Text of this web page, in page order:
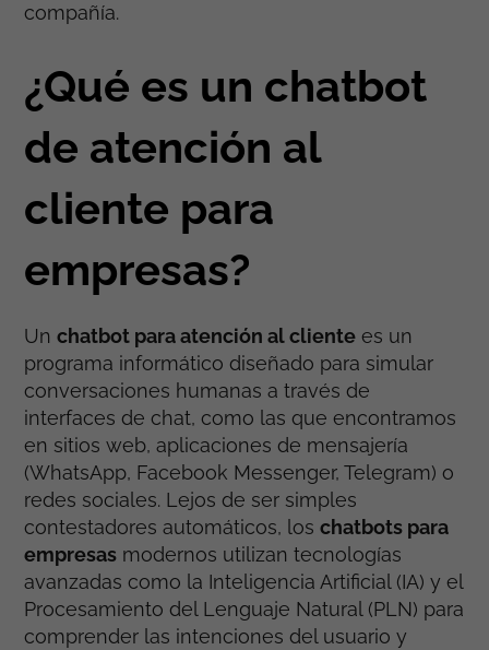
compañía.
¿Qué es un chatbot
de atención al
cliente para
empresas?
Unchatbot para atención al cliente es un
programa informático diseñado para simular
conversaciones humanas a través de
interfaces de chat, como las que encontramos
en sitios web, aplicaciones de mensajería
(WhatsApp, Facebook Messenger, Telegram) o
redes sociales. Lejos de ser simples
contestadores automáticos, loschatbots para
empresas modernos utilizan tecnologías
avanzadas como la Inteligencia Artificial (IA) y el
Procesamiento del Lenguaje Natural (PLN) para
comprender las intenciones del usuario y